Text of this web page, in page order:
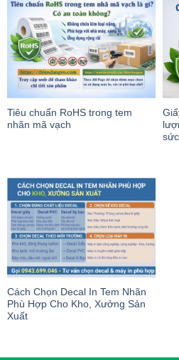
Tiêu chuẩn RoHS trong tem
nhãn mã vạch
Cách Chọn Decal In Tem Nhãn
Phù Hợp Cho Kho, Xưởng Sản
Xuất